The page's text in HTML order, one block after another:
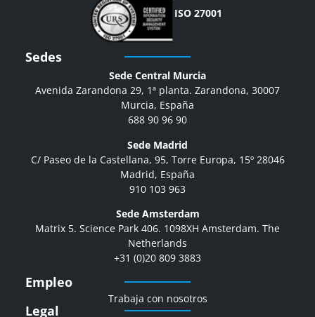
ISO 27001
Sedes
Sede Central Murcia
Avenida Zarandona 29, 1ª planta. Zarandona, 30007
Murcia, España
688 90 96 90
Sede Madrid
C/ Paseo de la Castellana, 95, Torre Europa, 15º 28046
Madrid, España
910 103 963
Sede Amsterdam
Matrix 5. Science Park 406. 1098XH Amsterdam. The
Netherlands
+31 (0)20 809 3883
Empleo
Trabaja con nosotros
Legal